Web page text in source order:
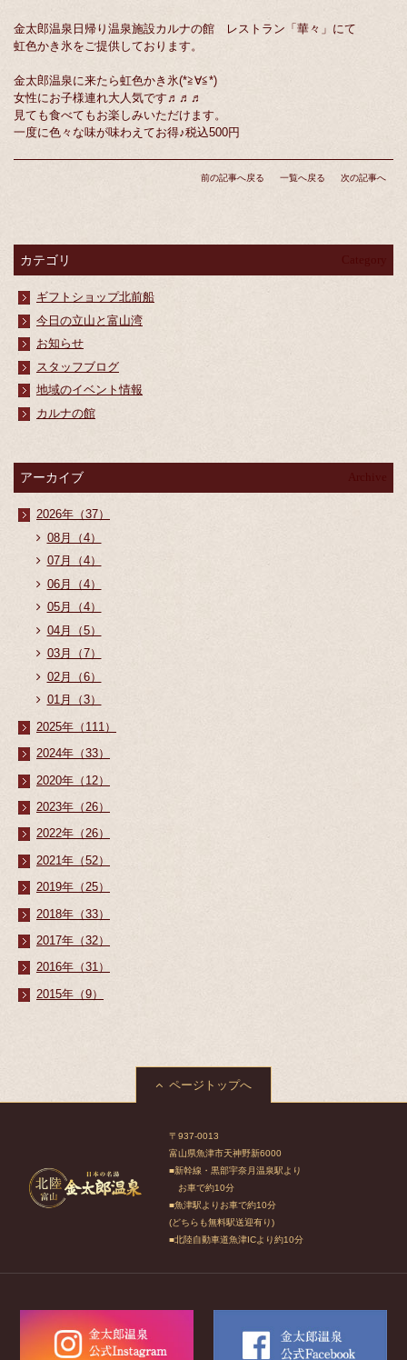
金太郎温泉日帰り温泉施設カルナの館 レストラン「華々」にて
虹色かき氷をご提供しております。
金太郎温泉に来たら虹色かき氷(*≧∀≦*)
女性にお子様連れ大人気です♬♬♬
見ても食べてもお楽しみいただけます。
一度に色々な味が味わえてお得♪税込500円
前の記事へ戻る 一覧へ戻る 次の記事へ
カテゴリ
ギフトショップ北前船
今日の立山と富山湾
お知らせ
スタッフブログ
地域のイベント情報
カルナの館
アーカイブ
2026年（37）
08月（4）
07月（4）
06月（4）
05月（4）
04月（5）
03月（7）
02月（6）
01月（3）
2025年（111）
2024年（33）
2020年（12）
2023年（26）
2022年（26）
2021年（52）
2019年（25）
2018年（33）
2017年（32）
2016年（31）
2015年（9）
ページトップへ
〒937-0013
富山県魚津市天神野新6000
■新幹線・黒部宇奈月温泉駅より
お車で約10分
■魚津駅よりお車で約10分
(どちらも無料駅送迎有り)
■北陸自動車道魚津ICより約10分